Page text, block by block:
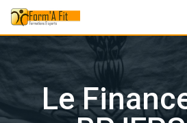
Skip
content
Le